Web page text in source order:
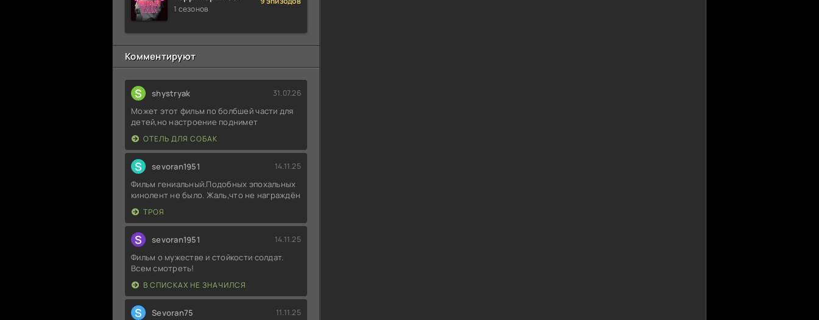
1 сезонов
Комментируют
S shystryak 31.07.26
Может этот фильм по болбшей части для
детей,но настроение поднимет
ОТЕЛЬ ДЛЯ СОБАК
S sevoran1951 14.11.25
Фильм гениальный.Подобных эпохальных
кинолент не было. Жаль,что не награждён
ТРОЯ
S sevoran1951 14.11.25
Фильм о мужестве и стойкости солдат.
Всем смотреть!
В СПИСКАХ НЕ ЗНАЧИЛСЯ
S Sevoran75 11.11.25